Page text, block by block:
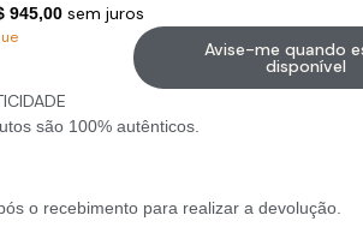
945,00 sem juros
Avise-me quando
disponível
são 100% autênticos.
o recebimento para realizar a devolução.